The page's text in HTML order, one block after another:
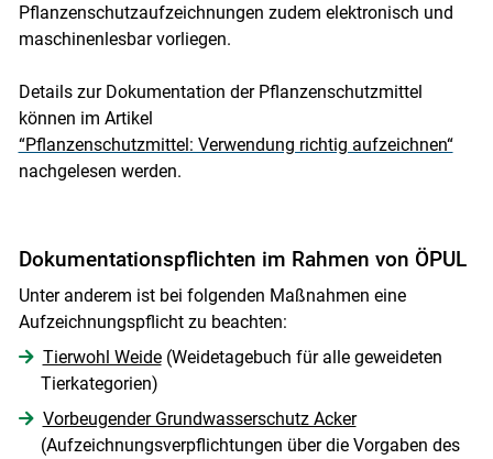
Pflanzenschutzaufzeichnungen zudem elektronisch und
maschinenlesbar vorliegen.
Details zur Dokumentation der Pflanzenschutzmittel
können im Artikel
“Pflanzenschutzmittel: Verwendung richtig aufzeichnen“
nachgelesen werden.
Dokumentationspflichten im Rahmen von ÖPUL
Unter anderem ist bei folgenden Maßnahmen eine
Aufzeichnungspflicht zu beachten:
Tierwohl Weide(Weidetagebuch für alle geweideten
Tierkategorien)
Vorbeugender Grundwasserschutz Acker
(Aufzeichnungsverpflichtungen über die Vorgaben des